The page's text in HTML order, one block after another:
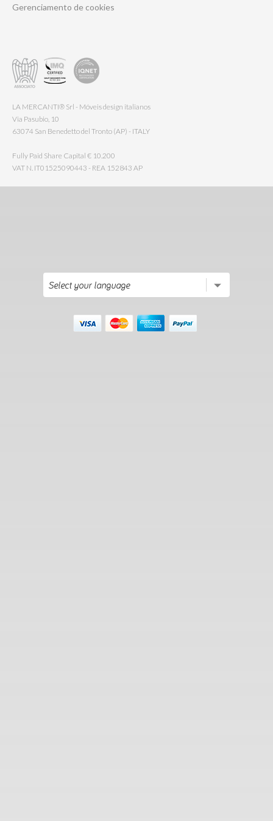
Gerenciamento de cookies
LA MERCANTI® Srl - Móveis design italianos
Via Pasubio, 10
63074 San Benedetto del Tronto (AP) - ITALY
Fully Paid Share Capital € 10.200
VAT N. IT01525090443 - REA 152843 AP